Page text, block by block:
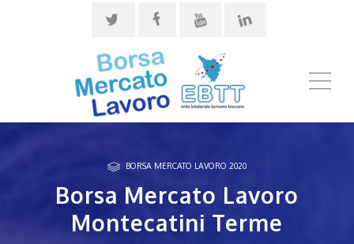
BORSA MERCATO LAVORO 2020
Borsa Mercato Lavoro
Montecatini Terme